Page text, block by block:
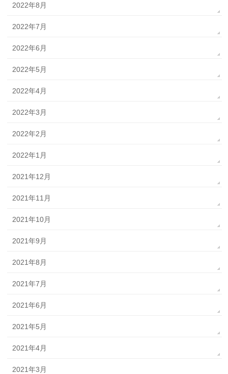
2022年8月
2022年7月
2022年6月
2022年5月
2022年4月
2022年3月
2022年2月
2022年1月
2021年12月
2021年11月
2021年10月
2021年9月
2021年8月
2021年7月
2021年6月
2021年5月
2021年4月
2021年3月